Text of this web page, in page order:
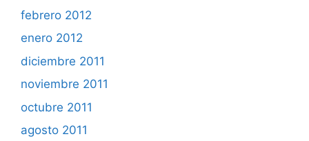
febrero 2012
enero 2012
diciembre 2011
noviembre 2011
octubre 2011
agosto 2011